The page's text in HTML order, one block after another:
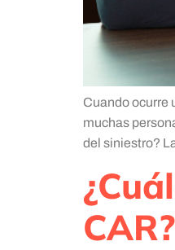
Cuando ocurre
muchas
del siniestro?
CAR?